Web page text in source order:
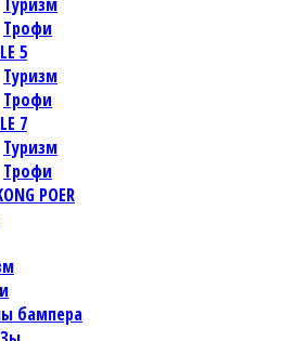
Трофи
5
Туризм
Трофи
7
Туризм
Трофи
POER
бампера